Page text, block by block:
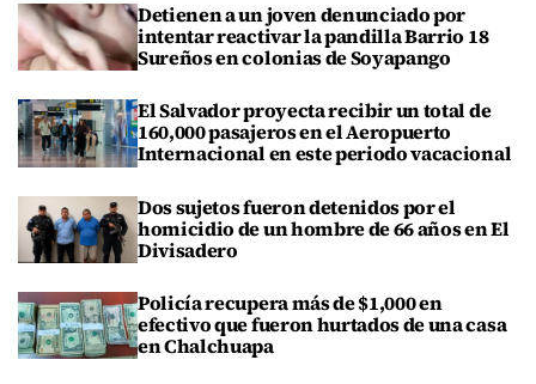
Detienen a un joven denunciado por
intentar reactivar la pandilla Barrio 18
Sureños en colonias de Soyapango
El Salvador proyecta recibir un total de
160,000 pasajeros en el Aeropuerto
Internacional en este periodo vacacional
Dos sujetos fueron detenidos por el
homicidio de un hombre de 66 años en El
Divisadero
Policía recupera más de $1,000 en
efectivo que fueron hurtados de una casa
en Chalchuapa